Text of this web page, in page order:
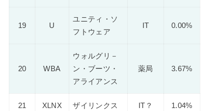
19 U
ユニティ・ソ
フトウェア
IT 0.00%
20 WBA
ウォルグリ－
ン・ブーツ・
アライアンス
薬局 3.67%
21 XLNX ザイリンクス IT？ 1.04%